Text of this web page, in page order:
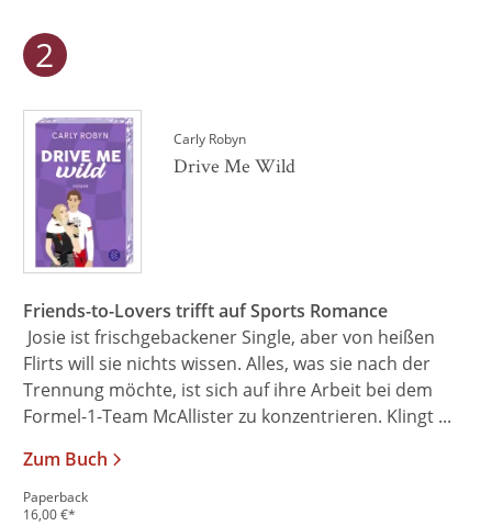
Carly Robyn
Drive Me Wild
Friends-to-Lovers trifft auf Sports Romance
Josie ist frischgebackener Single, aber von heißen
Flirts will sie nichts wissen. Alles, was sie nach der
Trennung möchte, ist sich auf ihre Arbeit bei dem
Formel-1-Team McAllister zu konzentrieren. Klingt ...
Zum Buch
Paperback
16,00€*